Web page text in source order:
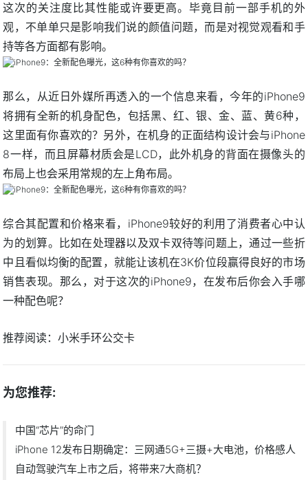
这次的关注度比其性能或许要更高。毕竟目前一部手机的外
观，不单单只是影响我们说的颜值问题，而是对视觉观看和手
持等各方面都有影响。
那么，从近日外媒所再透入的一个信息来看，今年的iPhone9
将拥有全新的机身配色，包括黑、红、银、金、蓝、黄6种，
这里面有你喜欢的？另外，在机身的正面结构设计会与iPhone
8一样，而且屏幕材质会是LCD，此外机身的背面在摄像头的
布局上也会采用常规的左上角布局。
综合其配置和价格来看，iPhone9较好的利用了消费者心中认
为的划算。比如在处理器以及双卡双待等问题上，通过一些折
中且看似均衡的配置，就能让该机在3K价位段赢得良好的市场
销售表现。那么，对于这次的iPhone9，在发布后你会入手哪
一种配色呢？
推荐阅读：小米手环公交卡
为您推荐:
中国“芯片”的命门
iPhone 12发布日期确定：三网通5G+三摄+大电池，价格感人
自动驾驶汽车上市之后，将带来7大商机？